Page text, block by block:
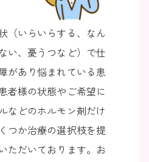
（いらいらする、なん
い、憂うつなど）で仕
があり悩まれている患
者様の状態やご希望に
などのホルモン剤だけ
つか治療の選択枝を提
ただいております。お